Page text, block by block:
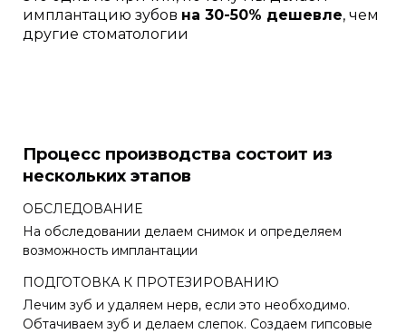
имплантацию зубов на 30-50% дешевле, чем
другие стоматологии
Процесс производства состоит из
нескольких этапов
ОБСЛЕДОВАНИЕ
На обследовании делаем снимок и определяем
возможность имплантации
ПОДГОТОВКА К ПРОТЕЗИРОВАНИЮ
Лечим зуб и удаляем нерв, если это необходимо.
Обтачиваем зуб и делаем слепок. Создаем гипсовые